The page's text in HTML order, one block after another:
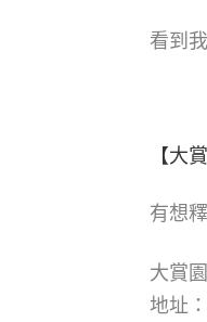
看到
【大
有想
大賞
地址